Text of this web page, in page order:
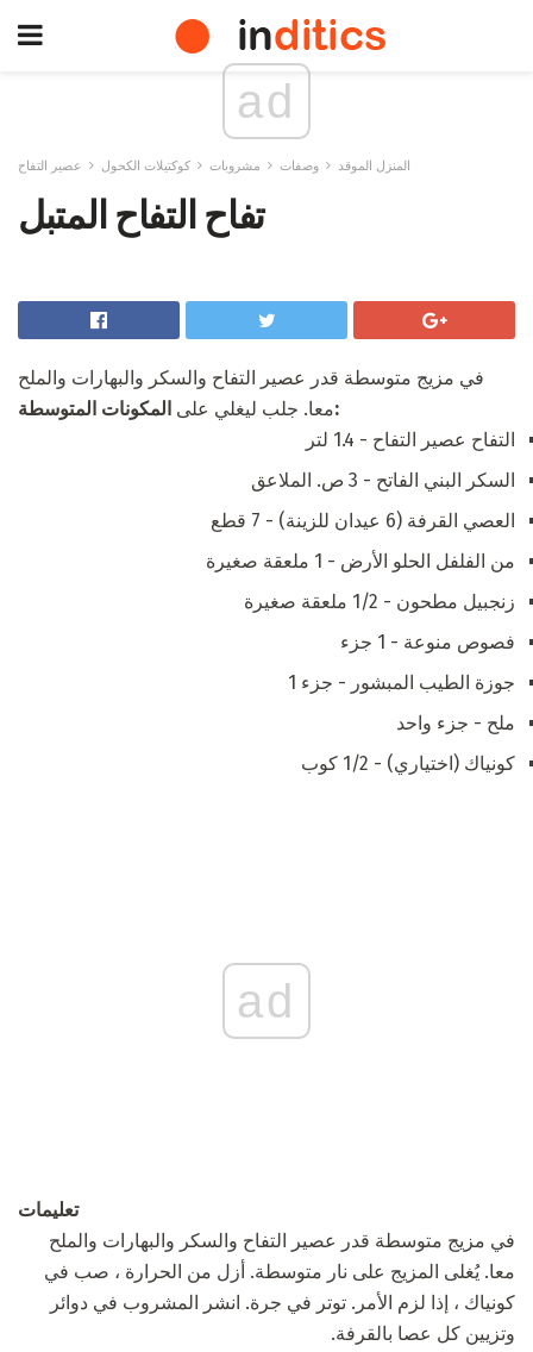
ad
المنزل الموقد وصفات مشروبات كوكتيلات الكحول عصير التفاح
تفاح التفاح المتبل
في مزيج متوسطة قدر عصير التفاح والسكر والبهارات والملح
معا. جلب ليغلي علىالمكونات المتوسطة:
التفاح عصير التفاح - 1.4 لتر
السكر البني الفاتح - 3 ص. الملاعق
العصي القرفة (6 عيدان للزينة) - 7 قطع
من الفلفل الحلو الأرض - 1 ملعقة صغيرة
زنجبيل مطحون - 1/2 ملعقة صغيرة
فصوص منوعة - 1 جزء
جوزة الطيب المبشور - جزء 1
ملح - جزء واحد
كونياك (اختياري) - 1/2 كوب
ad
تعليمات
في مزيج متوسطة قدر عصير التفاح والسكر والبهارات والملح
معا. يُغلى المزيج على نار متوسطة. أزل من الحرارة ، صب في
كونياك ، إذا لزم الأمر. توتر في جرة. انشر المشروب في دوائر
وتزيين كل عصا بالقرفة.